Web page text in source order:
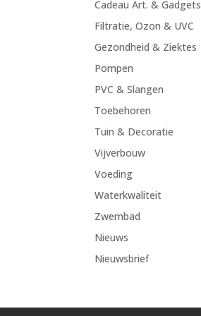
Cadeau Art. & Gadgets
Filtratie, Ozon & UVC
Gezondheid & Ziektes
Pompen
PVC & Slangen
Toebehoren
Tuin & Decoratie
Vijverbouw
Voeding
Waterkwaliteit
Zwembad
Nieuws
Nieuwsbrief